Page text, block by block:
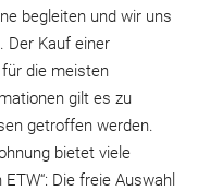
begleiten und wir uns
Der Kauf einer
die meisten
gilt es zu
getroffen werden.
bietet viele
Die freie Auswahl